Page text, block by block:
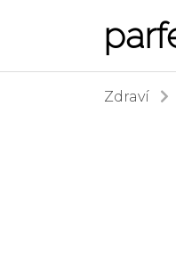
Zdraví